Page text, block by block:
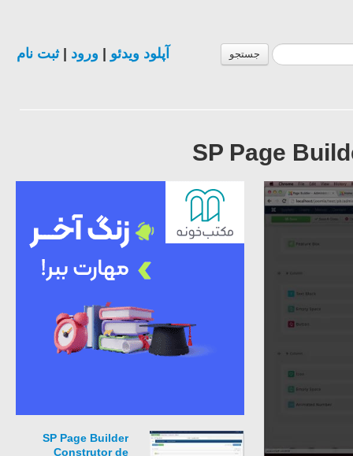
جستجو آپلود ویدئو ورود |ثبت نام
SP Page
SP Page Builder
Construtor de